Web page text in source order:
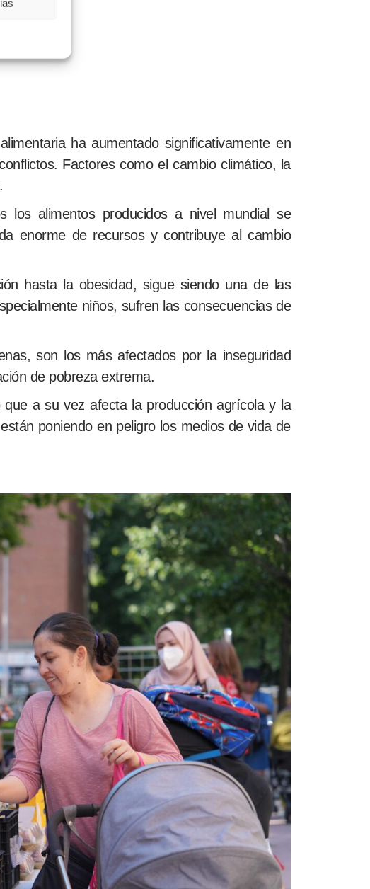
ha aumentado significativamente en
Factores como el cambio climático, la
los alimentos producidos a nivel mundial se
enorme de recursos y contribuye al cambio
hasta la obesidad, sigue siendo una de las
niños, sufren las consecuencias de
son los más afectados por la inseguridad
de pobreza extrema.
a su vez afecta la producción agrícola y la
poniendo en peligro los medios de vida de